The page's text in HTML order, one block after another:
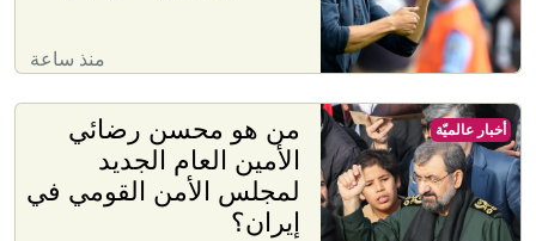
منذ ساعة
من هو محسن رضائي
الأمين العام الجديد
لمجلس الأمن القومي في
إيران؟
أخبار عالميّة